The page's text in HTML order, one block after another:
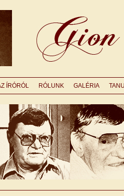
ÍRÓRÓL RÓLUNK GALÉRIA